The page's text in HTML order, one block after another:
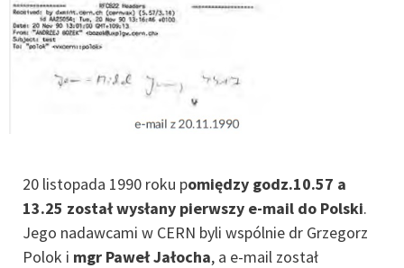
20 listopada 1990 roku pomiędzy godz.10.57 a
13.25 został wysłany pierwszy e-mail do Polski.
Jego nadawcami w CERN byli wspólnie dr Grzegorz
Polok i mgr Paweł Jałocha, a e-mail został